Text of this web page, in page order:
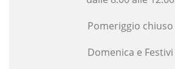
Pomeriggio chiuso
Domenica e Festivi